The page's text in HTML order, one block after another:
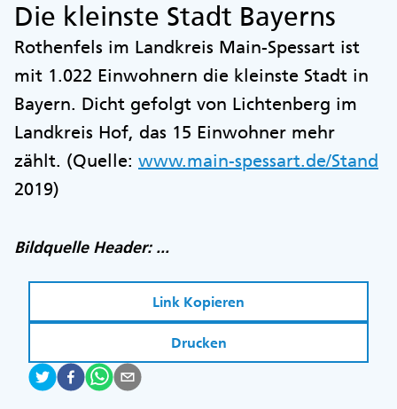
Die kleinste Stadt Bayerns
Rothenfels im Landkreis Main-Spessart ist
mit 1.022 Einwohnern die kleinste Stadt in
Bayern. Dicht gefolgt von Lichtenberg im
Landkreis Hof, das 15 Einwohner mehr
zählt. (Quelle: www.main-spessart.de/Stand
2019)
Bildquelle Header: ...
Link Kopieren
Drucken